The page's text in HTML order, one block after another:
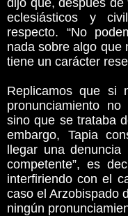
dijo que, después de
eclesiásticos y
respecto. “No
nada sobre algo que
tiene un carácter
Replicamos que si
pronunciamiento
sino que se trataba
embargo, Tapia
llegar una
competente”, es
interfiriendo con el
caso el Arzobispado
ningún